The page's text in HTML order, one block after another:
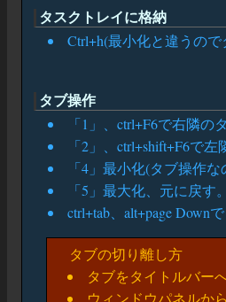
タスクトレイに格納
Ctrl+h(最小化と違うの
タブ操作
「1」、ctrl+F6で右隣の
「2」、ctrl+shift+F6で
「4」最小化(タブ操作
「5」最大化、元に戻
ctrl+tab、alt+page Down
タブの切り離し方
タブをタイトルバー
ウィンドウパネルか